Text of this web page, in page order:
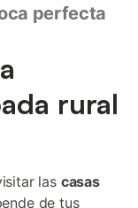
perfecta
rural
las casas
de tus